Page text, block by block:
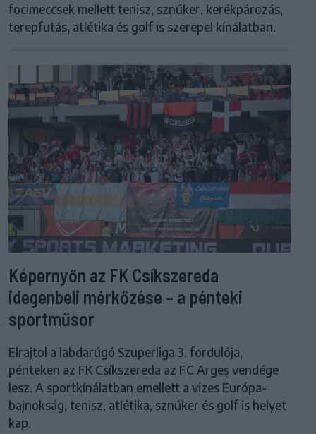
focimeccsek mellett tenisz, sznúker, kerékpározás,
terepfutás, atlétika és golf is szerepel kínálatban.
Képernyőn az FK Csíkszereda
idegenbeli mérkőzése – a pénteki
sportműsor
Elrajtol a labdarúgó Szuperliga 3. fordulója,
pénteken az FK Csíkszereda az FC Argeș vendége
lesz. A sportkínálatban emellett a vizes Európa-
bajnokság, tenisz, atlétika, sznúker és golf is helyet
kap.